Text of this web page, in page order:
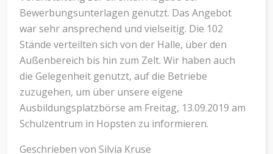
Bewerbungsunterlagen genutzt. Das Angebot
war sehr ansprechend und vielseitig. Die 102
Stände verteilten sich von der Halle, über den
Außenbereich bis hin zum Zelt. Wir haben auch
die Gelegenheit genutzt, auf die Betriebe
zuzugehen, um über unsere eigene
Ausbildungsplatzbörse am Freitag, 13.09.2019 am
Schulzentrum in Hopsten zu informieren.
Geschrieben von Silvia Kruse